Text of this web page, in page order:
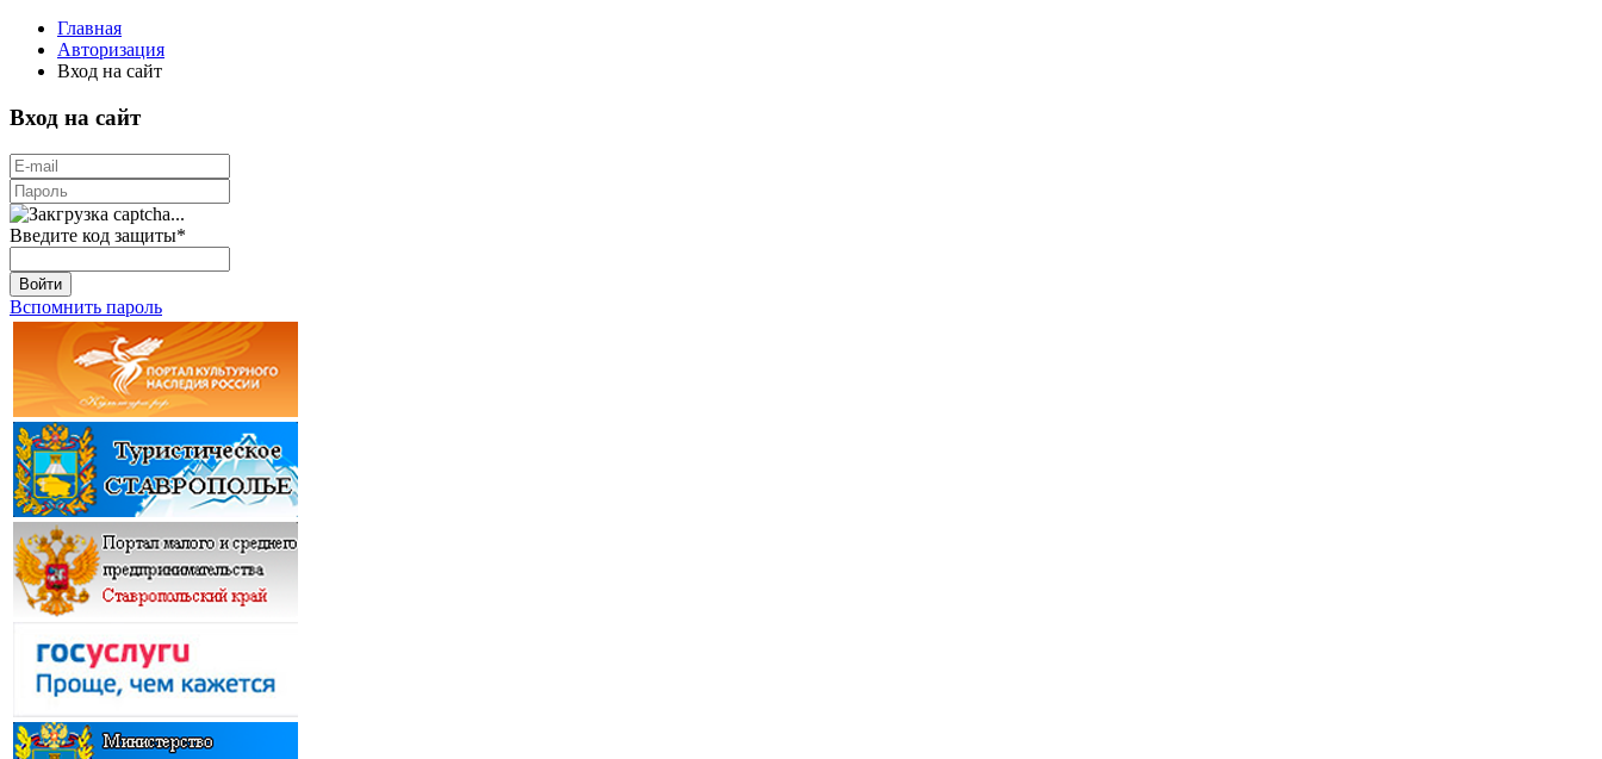
Главная
Авторизация
Вход на сайт
Вход на сайт
Введите код защиты*
Войти
Вспомнить пароль